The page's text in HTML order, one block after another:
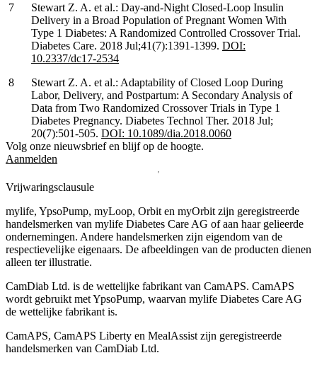
Stewart Z. A. et al.: Day-and-Night Closed-Loop Insulin
Delivery in a Broad Population of Pregnant Women With
Type 1 Diabetes: A Randomized Controlled Crossover Trial.
Diabetes Care. 2018 Jul;41(7):1391-1399. DOI:
10.2337/dc17-2534
Stewart Z. A. et al.: Adaptability of Closed Loop During
Labor, Delivery, and Postpartum: A Secondary Analysis of
Data from Two Randomized Crossover Trials in Type 1
Diabetes Pregnancy. Diabetes Technol Ther. 2018 Jul;
20(7):501-505. DOI: 10.1089/dia.2018.0060
Volg onze nieuwsbrief en blijf op de hoogte.
Aanmelden
Vrijwaringsclausule
mylife, YpsoPump, myLoop, Orbit en myOrbit zijn geregistreerde
handelsmerken van mylife Diabetes Care AG of aan haar gelieerde
ondernemingen. Andere handelsmerken zĳn eigendom van de
respectievelĳke eigenaars. De afbeeldingen van de producten dienen
alleen ter illustratie.
CamDiab Ltd. is de wettelijke fabrikant van CamAPS. CamAPS
wordt gebruikt met YpsoPump, waarvan mylife Diabetes Care AG
de wettelijke fabrikant is.
CamAPS, CamAPS Liberty en MealAssist zijn geregistreerde
handelsmerken van CamDiab Ltd.